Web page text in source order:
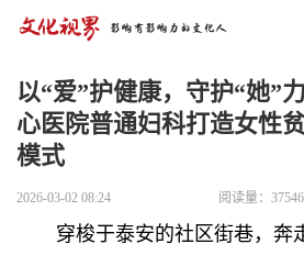
以“爱”护健康，守护“她
心医院普通妇科打造女性
模式
2026-03-02 08:24 阅读量：37546
穿梭于泰安的社区街巷，奔